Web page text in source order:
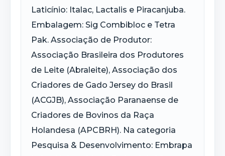
Laticínio: Italac, Lactalis e Piracanjuba.
Embalagem: Sig Combibloc e Tetra
Pak. Associação de Produtor:
Associação Brasileira dos Produtores
de Leite (Abraleite), Associação dos
Criadores de Gado Jersey do Brasil
(ACGJB), Associação Paranaense de
Criadores de Bovinos da Raça
Holandesa (APCBRH). Na categoria
Pesquisa & Desenvolvimento: Embrapa